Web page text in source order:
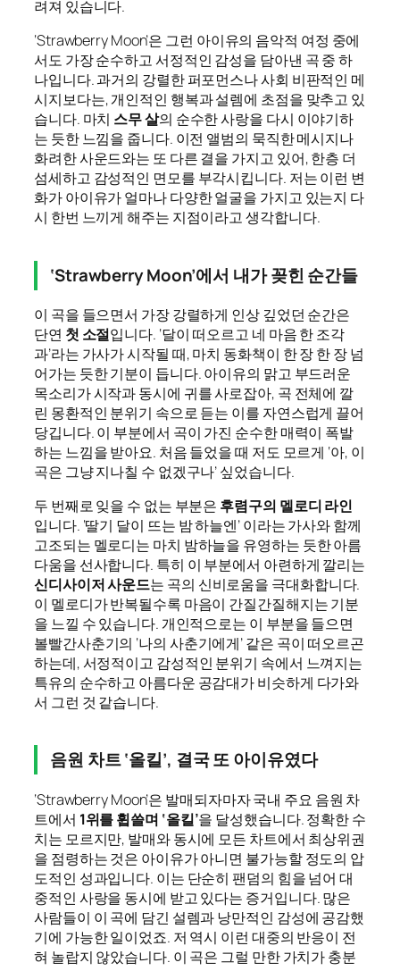
려져 있습니다.
‘Strawberry Moon’은 그런 아이유의 음악적 여정 중에
서도 가장 순수하고 서정적인 감성을 담아낸 곡 중 하
나입니다. 과거의 강렬한 퍼포먼스나 사회 비판적인 메
시지보다는, 개인적인 행복과 설렘에 초점을 맞추고 있
습니다. 마치 스무 살의 순수한 사랑을 다시 이야기하
는 듯한 느낌을 줍니다. 이전 앨범의 묵직한 메시지나
화려한 사운드와는 또 다른 결을 가지고 있어, 한층 더
섬세하고 감성적인 면모를 부각시킵니다. 저는 이런 변
화가 아이유가 얼마나 다양한 얼굴을 가지고 있는지 다
시 한번 느끼게 해주는 지점이라고 생각합니다.
‘Strawberry Moon’에서 내가 꽂힌 순간들
이 곡을 들으면서 가장 강렬하게 인상 깊었던 순간은
단연 첫 소절입니다. ‘달이 떠오르고 네 마음 한 조각
과’라는 가사가 시작될 때, 마치 동화책이 한 장 한 장 넘
어가는 듯한 기분이 듭니다. 아이유의 맑고 부드러운
목소리가 시작과 동시에 귀를 사로잡아, 곡 전체에 깔
린 몽환적인 분위기 속으로 듣는 이를 자연스럽게 끌어
당깁니다. 이 부분에서 곡이 가진 순수한 매력이 폭발
하는 느낌을 받아요. 처음 들었을 때 저도 모르게 ‘아, 이
곡은 그냥 지나칠 수 없겠구나’ 싶었습니다.
두 번째로 잊을 수 없는 부분은 후렴구의 멜로디 라인
입니다. ‘딸기 달이 뜨는 밤 하늘엔’ 이라는 가사와 함께
고조되는 멜로디는 마치 밤하늘을 유영하는 듯한 아름
다움을 선사합니다. 특히 이 부분에서 아련하게 깔리는
신디사이저 사운드는 곡의 신비로움을 극대화합니다.
이 멜로디가 반복될수록 마음이 간질간질해지는 기분
을 느낄 수 있습니다. 개인적으로는 이 부분을 들으면
볼빨간사춘기의 ‘나의 사춘기에게’ 같은 곡이 떠오르곤
하는데, 서정적이고 감성적인 분위기 속에서 느껴지는
특유의 순수하고 아름다운 공감대가 비슷하게 다가와
서 그런 것 같습니다.
음원 차트 ‘올킬’, 결국 또 아이유였다
‘Strawberry Moon’은 발매되자마자 국내 주요 음원 차
트에서 1위를 휩쓸며 ‘올킬’을 달성했습니다. 정확한 수
치는 모르지만, 발매와 동시에 모든 차트에서 최상위권
을 점령하는 것은 아이유가 아니면 불가능할 정도의 압
도적인 성과입니다. 이는 단순히 팬덤의 힘을 넘어 대
중적인 사랑을 동시에 받고 있다는 증거입니다. 많은
사람들이 이 곡에 담긴 설렘과 낭만적인 감성에 공감했
기에 가능한 일이었죠. 저 역시 이런 대중의 반응이 전
혀 놀랍지 않았습니다. 이 곡은 그럴 만한 가치가 충분